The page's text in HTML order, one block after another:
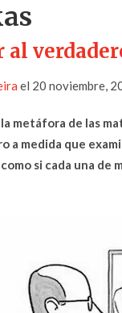
al
el 20 noviembre,
metáfora de las
a medida que
si cada una de